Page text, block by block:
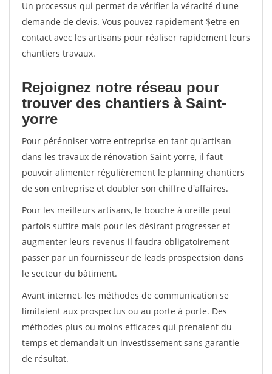
Un processus qui permet de vérifier la véracité d'une
demande de devis. Vous pouvez rapidement $etre en
contact avec les artisans pour réaliser rapidement leurs
chantiers travaux.
Rejoignez notre réseau pour
trouver des chantiers à Saint-
yorre
Pour pérénniser votre entreprise en tant qu'artisan
dans les travaux de rénovation Saint-yorre, il faut
pouvoir alimenter régulièrement le planning chantiers
de son entreprise et doubler son chiffre d'affaires.
Pour les meilleurs artisans, le bouche à oreille peut
parfois suffire mais pour les désirant progresser et
augmenter leurs revenus il faudra obligatoirement
passer par un fournisseur de leads prospectsion dans
le secteur du bâtiment.
Avant internet, les méthodes de communication se
limitaient aux prospectus ou au porte à porte. Des
méthodes plus ou moins efficaces qui prenaient du
temps et demandait un investissement sans garantie
de résultat.